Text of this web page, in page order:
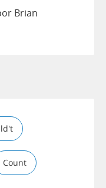
Brian
Count